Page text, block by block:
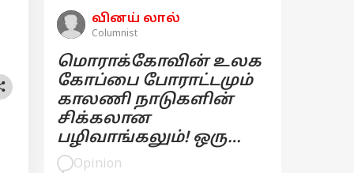
வினய் லால்
Columnist
மொராக்கோவின் உலக
கோப்பை போராட்டமும்
காலணி நாடுகளின்
சிக்கலான
பழிவாங்கலும்! ஒரு
பார்வை
Opinion